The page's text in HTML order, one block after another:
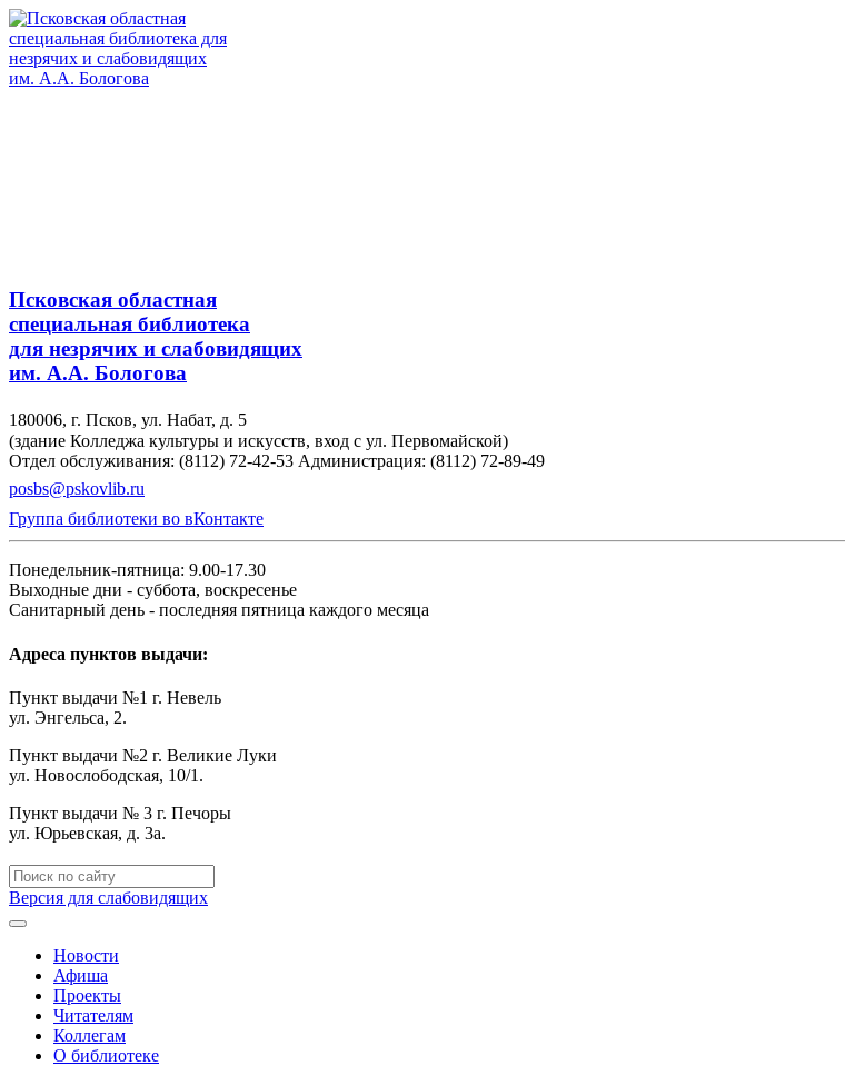
Псковская областная
специальная библиотека
для незрячих и слабовидящих
им. А.А. Бологова
180006, г. Псков, ул. Набат, д. 5
(здание Колледжа культуры и искусств, вход с ул. Первомайской)
Отдел обслуживания: (8112) 72-42-53 Администрация: (8112) 72-89-49
posbs@pskovlib.ru
Группа библиотеки во вКонтакте
Понедельник-пятница: 9.00-17.30
Выходные дни - суббота, воскресенье
Санитарный день - последняя пятница каждого месяца
Адреса пунктов выдачи:
Пункт выдачи №1 г. Невель
ул. Энгельса, 2.
Пункт выдачи №2 г. Великие Луки
ул. Новослободская, 10/1.
Пункт выдачи № 3 г. Печоры
ул. Юрьевская, д. 3а.
Версия для слабовидящих
Новости
Афиша
Проекты
Читателям
Коллегам
О библиотеке